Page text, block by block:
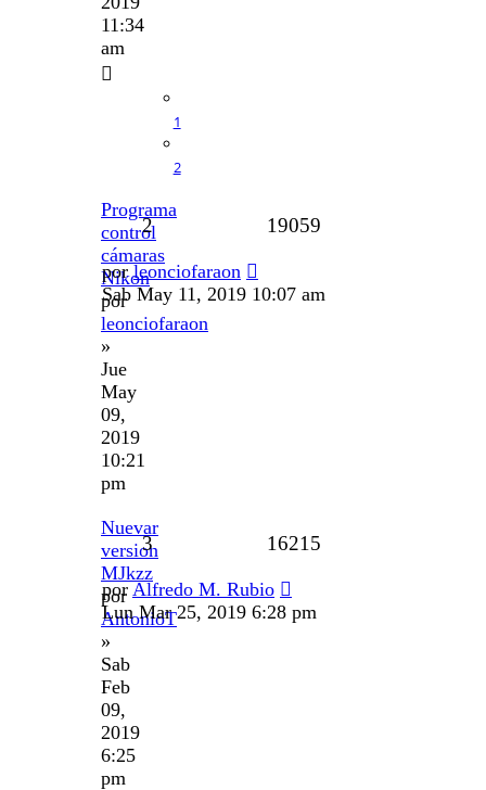
11:34
am
1
2
Programa
control
cámaras
Nikon
por
leonciofaraon
»
Jue
May
09,
2019
10:21
pm
2 19059
porleonciofaraon
Sab May 11, 2019 10:07 am
Nuevar
version
MJkzz
por
AntonioT
»
Sab
Feb
09,
2019
6:25
pm
3 16215
porAlfredo M. Rubio
Lun Mar 25, 2019 6:28 pm